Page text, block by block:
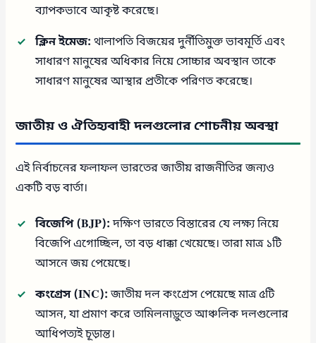
ব্যাপকভাবে আকৃষ্ট করেছে।
ক্লিন ইমেজ: থালাপতি বিজয়ের দুর্নীতিমুক্ত ভাবমূর্তি এবং
সাধারণ মানুষের অধিকার নিয়ে সোচ্চার অবস্থান তাকে
সাধারণ মানুষের আস্থার প্রতীকে পরিণত করেছে।
জাতীয় ও ঐতিহ্যবাহী দলগুলোর শোচনীয় অবস্থা
এই নির্বাচনের ফলাফল ভারতের জাতীয় রাজনীতির জন্যও
একটি বড় বার্তা।
বিজেপি (BJP):দক্ষিণ ভারতে বিস্তারের যে লক্ষ্য নিয়ে
বিজেপি এগোচ্ছিল, তা বড় ধাক্কা খেয়েছে। তারা মাত্র ১টি
আসনে জয় পেয়েছে।
কংগ্রেস (INC):জাতীয় দল কংগ্রেস পেয়েছে মাত্র ৫টি
আসন, যা প্রমাণ করে তামিলনাড়ুতে আঞ্চলিক দলগুলোর
আধিপত্যই চূড়ান্ত।